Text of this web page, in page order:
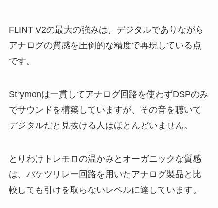
FLINT V2の最大の強みは、デジタルでありながら
アナログの質感を圧倒的な精度で再現している点
です。
Strymonは一貫してアナログ回路を使わずDSPのみ
でサウンドを構築していますが、その音を聴いて
デジタルだと見抜ける人はほとんどいません。
とりわけトレモロの温かみとオーガニックな質感
は、バケツリレー回路を用いたアナログ製品と比
較しても引けを取らないレベルに達しています。